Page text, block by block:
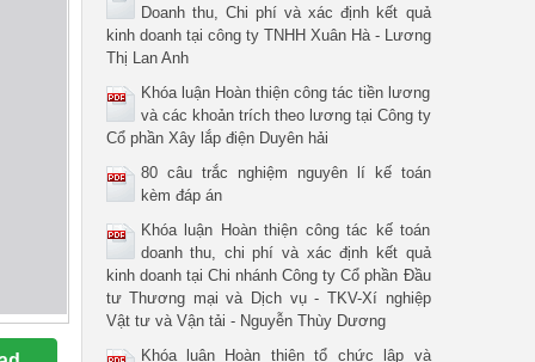
Doanh thu, Chi phí và xác định kết quả
kinh doanh tại công ty TNHH Xuân Hà - Lương
Thị Lan Anh
Khóa luận Hoàn thiện công tác tiền lương
và các khoản trích theo lương tại Công ty
Cổ phần Xây lắp điện Duyên hải
80 câu trắc nghiệm nguyên lí kế toán
kèm đáp án
Khóa luận Hoàn thiện công tác kế toán
doanh thu, chi phí và xác định kết quả
kinh doanh tại Chi nhánh Công ty Cổ phần Đầu
tư Thương mại và Dịch vụ - TKV-Xí nghiệp
Vật tư và Vận tải - Nguyễn Thùy Dương
Khóa luận Hoàn thiện tổ chức lập và